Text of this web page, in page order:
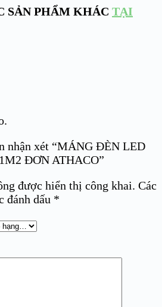
SẢN PHẨM KHÁC TẠI
nhận xét “MÁNG ĐÈN LED
ĐƠN ATHACO”
được hiển thị công khai. Các
đánh dấu *